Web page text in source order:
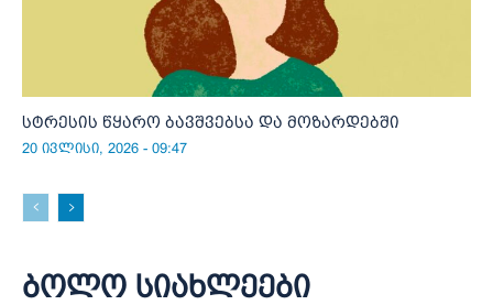
სტრესის წყარო ბავშვებსა და მოზარდებში
20 ივლისი, 2026 - 09:47
ბოლო სიახლეები